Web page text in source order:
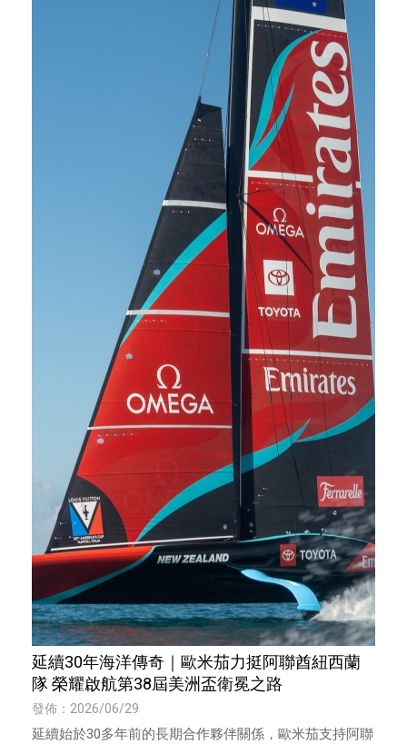
延續30年海洋傳奇｜歐米茄力挺阿聯酋紐西蘭
隊 榮耀啟航第38屆美洲盃衛冕之路
發佈：2026/06/29
延續始於30多年前的長期合作夥伴關係，歐米茄支持阿聯